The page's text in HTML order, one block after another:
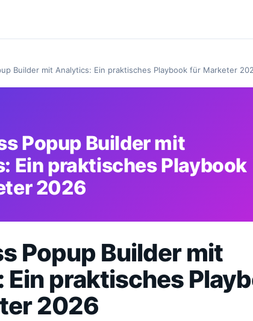
Builder mit Analytics: Ein praktisches Playbook für Marketer
Popup Builder mit
Ein praktisches Playbook
2026
Popup Builder mit
praktisches
2026